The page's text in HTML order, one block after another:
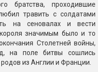
братства, проходившие
травить с солдатами
на сеновалах и вести
значимым было и то
Столетней войны,
на поле битвы сошлись
из Англии и Франции.